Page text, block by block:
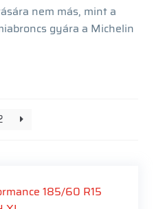
nem más, mint a
gyára a Michelin